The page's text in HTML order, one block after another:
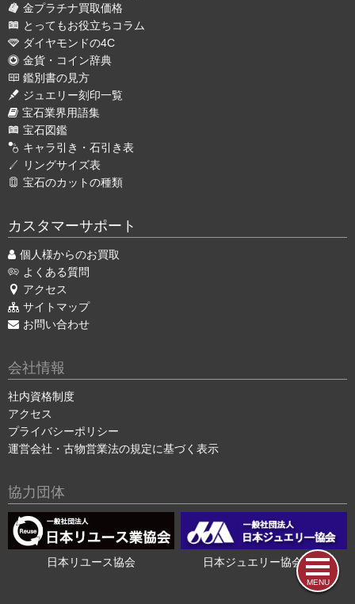
MENU
金プラチナ買取価格
とってもお役立ちコラム
ダイヤモンドの4C
金貨・コイン辞典
鑑別書の見方
ジュエリー刻印一覧
宝石業界用語集
宝石図鑑
キャラ引き・石引き表
リングサイズ表
宝石のカットの種類
カスタマーサポート
個人様からのお買取
よくある質問
アクセス
サイトマップ
お問い合わせ
会社情報
社内資格制度
アクセス
プライバシーポリシー
運営会社・古物営業法の規定に基づく表示
協力団体
日本リユース協会 日本ジュエリー協会会員